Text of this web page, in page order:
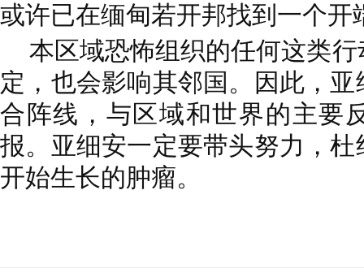
或许已在缅甸若开邦找到一个开
本区域恐怖组织的任何这类
定，也会影响其邻国。因此，
合阵线，与区域和世界的主要
报。亚细安一定要带头努力，
开始生长的肿瘤。